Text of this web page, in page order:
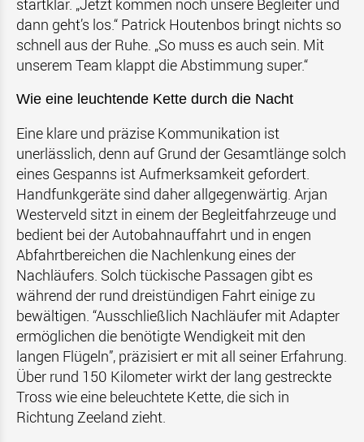
startklar. „Jetzt kommen noch unsere Begleiter und
dann geht’s los.“ Patrick Houtenbos bringt nichts so
schnell aus der Ruhe. „So muss es auch sein. Mit
unserem Team klappt die Abstimmung super.“
Wie eine leuchtende Kette durch die Nacht
Eine klare und präzise Kommunikation ist
unerlässlich, denn auf Grund der Gesamtlänge solch
eines Gespanns ist Aufmerksamkeit gefordert.
Handfunkgeräte sind daher allgegenwärtig. Arjan
Westerveld sitzt in einem der Begleitfahrzeuge und
bedient bei der Autobahnauffahrt und in engen
Abfahrtbereichen die Nachlenkung eines der
Nachläufers. Solch tückische Passagen gibt es
während der rund dreistündigen Fahrt einige zu
bewältigen. “Ausschließlich Nachläufer mit Adapter
ermöglichen die benötigte Wendigkeit mit den
langen Flügeln”, präzisiert er mit all seiner Erfahrung.
Über rund 150 Kilometer wirkt der lang gestreckte
Tross wie eine beleuchtete Kette, die sich in
Richtung Zeeland zieht.